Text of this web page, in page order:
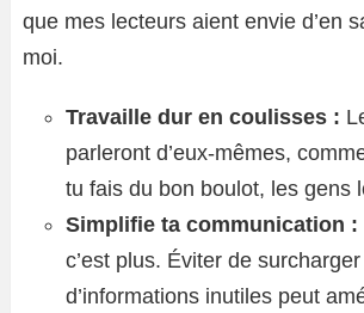
que mes lecteurs aient envie d’en
moi.
Travaille dur en coulisses :
parleront d’eux-mêmes,
tu fais du bon boulot, les gens
Simplifie ta communication :
c’est plus. Éviter de
d’informations inutiles peut